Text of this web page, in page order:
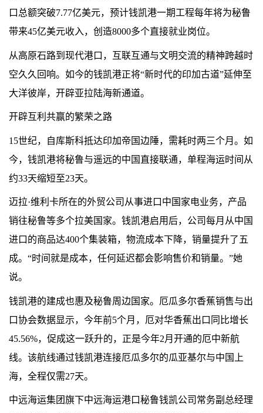
口总额突破7.77亿美元，预计钱凯港一期工程每年将为秘鲁
带来45亿美元收入，创造8000多个直接就业岗位。
从高原石路到现代港口，互联互通与文明交流的精神跨越时
空久久回响。如今的钱凯港正将“新时代的印加古道”延伸至
大洋彼岸，开辟亚拉陆海新通道。
开辟互利共赢的繁荣之路
15世纪，自库斯科抵达印加帝国边陲，需耗时两三个月。如
今，钱凯港将秘鲁与遥远的中国直接联通，单程海运时间从
约33天缩短至23天。
迈拉·维利卡所在的外贸公司从事进口中国家电业务，产品
销往秘鲁等多个拉美国家。钱凯港启用后，公司每月从中国
进口的商品达400个集装箱，物流成本下降，销量提升了五
成。“时间就是成本，任何延迟都会影响售价和销量。”她
说。
钱凯港的建成也惠及秘鲁周边国家。厄瓜多尔香蕉销售与出
口协会数据显示，今年前5个月，厄对华香蕉出口同比增长
45.56%，促成这一跃升的，正是今年2月开通的厄中新航
线。该航线通过钱凯港连接厄瓜多尔的瓜亚基尔与中国上
海，全程仅需27天。
中远海运集团旗下中远海运港口秘鲁钱凯公司常务副总经理